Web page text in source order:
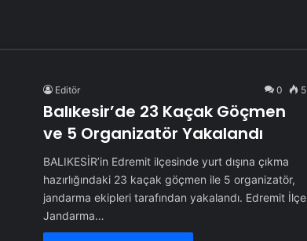
Editör 0 5
Balıkesir’de 23 Kaçak Göçmen
ve 5 Organizatör Yakalandı
BALIKESİR’in Edremit ilçesinde yurt dışına çıkma
hazırlığındaki 23 kaçak göçmen ile 5 organizatör,
jandarma ekipleri tarafından yakalandı. Edremit İlçe
Jandarma…